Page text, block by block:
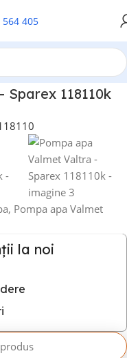
564 405
Valtra
118110k
, Pompa apa Valmet
la noi